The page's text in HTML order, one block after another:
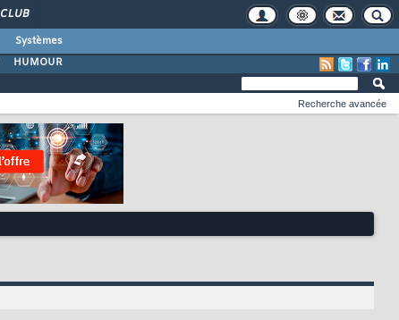
CLUB
Systèmes
HUMOUR
Recherche avancée